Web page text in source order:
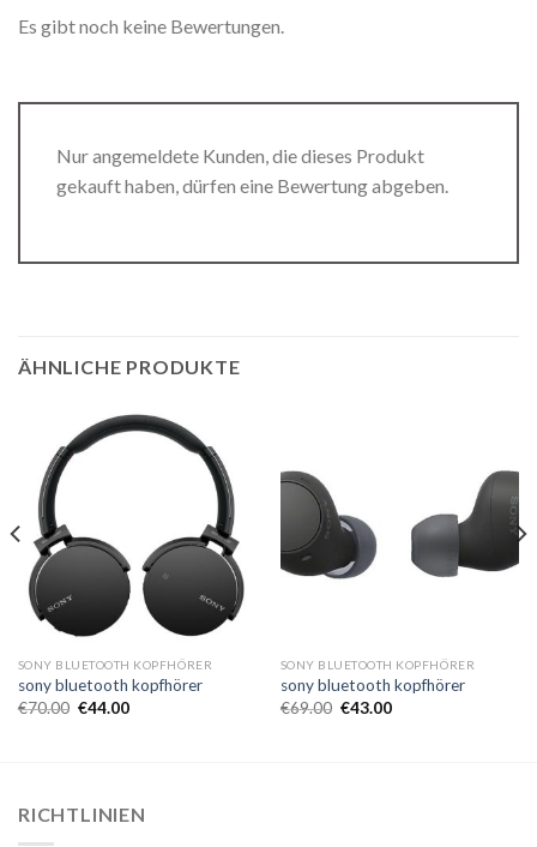
Es gibt noch keine Bewertungen.
Nur angemeldete Kunden, die dieses Produkt
gekauft haben, dürfen eine Bewertung abgeben.
ÄHNLICHE PRODUKTE
SONY BLUETOOTH KOPFHÖRER
sony bluetooth kopfhörer
€70.00 €44.00
SONY BLUETOOTH KOPFHÖRER
sony bluetooth kopfhörer
€69.00 €43.00
RICHTLINIEN